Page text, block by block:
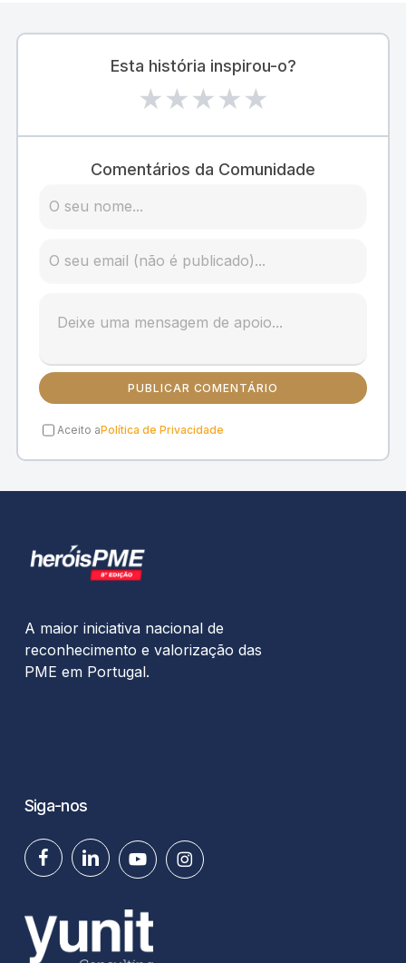
Esta história inspirou-o?
★★★★★
Comentários da Comunidade
PUBLICAR COMENTÁRIO
Aceito aPolítica de Privacidade
A maior iniciativa nacional de
reconhecimento e valorização das
PME em Portugal.
Siga-nos
facebooklinkedinyoutubeinstagram